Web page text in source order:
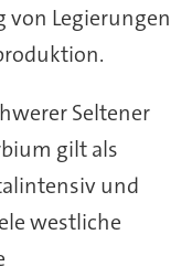
Legierungen
Seltener
gilt als
und
westliche